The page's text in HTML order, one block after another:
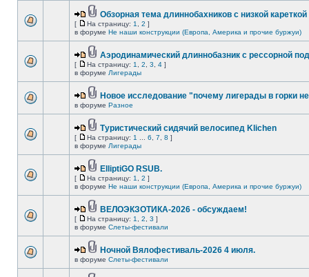
Обзорная тема длиннобахников с низкой кареткой
[ На страницу: 1 2 ]
в форуме Не наши конструкции (Европа, Америка и прочие буржуи)
Аэродинамический длиннобазник с рессорной
[ На страницу: 1 2 3 4 ]
в форуме Лигерады
Новое исследование "почему лигерады в горки
в форуме Разное
Туристический сидячий велосипед Klichen
[ На страницу: 1 6 7 8 ]
в форуме Лигерады
ElliptiGO RSUB.
[ На страницу: 1 2 ]
в форуме Не наши конструкции (Европа, Америка и прочие буржуи)
ВЕЛОЭКЗОТИКА-2026 - обсуждаем!
[ На страницу: 1 2 3 ]
в форуме Слеты-фестивали
Ночной Вялофестиваль-2026 4 июля.
в форуме Слеты-фестивали